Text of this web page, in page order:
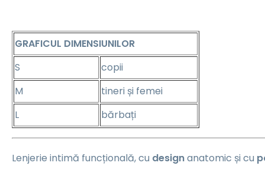
GRAFICUL DIMENSIUNILOR
S
copii
M
tineri și femei
L
bărbați
Lenjerie intimă funcțională, cu designanatomic și cu